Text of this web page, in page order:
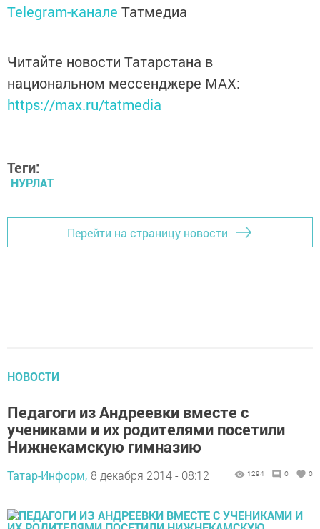
Telegram-канале Татмедиа
Читайте новости Татарстана в
национальном мессенджере MАХ:
https://max.ru/tatmedia
Теги:
НУРЛАТ
Перейти на страницу новости
НОВОСТИ
Педагоги из Андреевки вместе с
учениками и их родителями посетили
Нижнекамскую гимназию
Татар-Информ, 8 декабря 2014 - 08:12 1294 0 0